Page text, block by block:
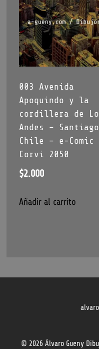
003 Avenida
Apoquindo y la
cordillera de
Andes –
Chile – e-Comic
Corvi 2050
$2.000
Añadir al carrito
© 2026 Álvaro Gueny